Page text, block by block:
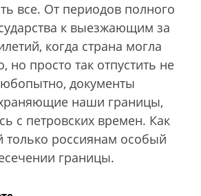
все. От периодов полного
к выезжающим за
когда страна могла
но просто так отпустить не
документы
наши границы,
с петровских времен. Как
только россиянам особый
границы.